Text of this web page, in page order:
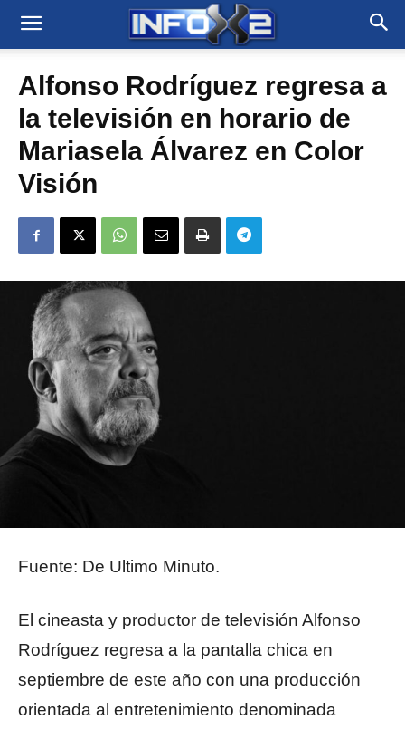
Alfonso Rodríguez regresa a
la televisión en horario de
Mariasela Álvarez en Color
Visión
Fuente: De Ultimo Minuto.
El cineasta y productor de televisión Alfonso
Rodríguez regresa a la pantalla chica en
septiembre de este año con una producción
orientada al entretenimiento denominada